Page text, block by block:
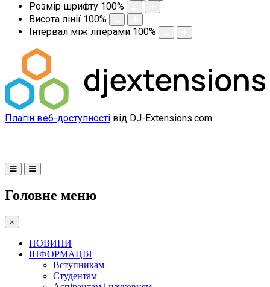
Розмір шрифту 100%
Висота лінії 100%
Інтервал між літерами 100%
Плагін веб-доступності від DJ-Extensions.com
Головне меню
×
НОВИНИ
ІНФОРМАЦІЯ
Вступникам
Студентам